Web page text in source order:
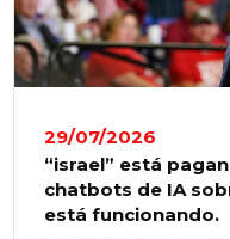
29/07/2026
“israel” está
chatbots de IA
está funcionando.